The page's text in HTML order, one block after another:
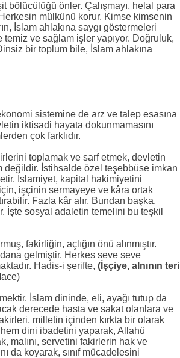
bölücülüğü önler. Çalışmayı, helal para
mülkünü korur. Kimse kimsenin
İslam ahlakına saygı göstermeleri
ve sağlam işler yapıyor. Doğruluk,
bir toplum bile, İslam ahlakına
sistemine de arz ve talep esasına
iktisadi hayata dokunmamasını
çok farklıdır.
toplamak ve sarf etmek, devletin
değildir. İstihsalde özel teşebbüse imkan
İslamiyet, kapital hakimiyetini
işçinin sermayeye ve kâra ortak
Fazla kâr alır. Bundan başka,
İşte sosyal adaletin temelini bu teşkil
fakirliğin, açlığın önü alınmıştır.
gelmiştir. Herkes seve seve
Hadis-i şerifte, (İşçiye, alnının teri
İslam dininde, eli, ayağı tutup da
derecede hasta ve sakat olanlara ve
milletin içinden kırkta bir olarak
dini ibadetini yaparak, Allahü
malını, servetini fakirlerin hak ve
da koyarak, sınıf mücadelesini